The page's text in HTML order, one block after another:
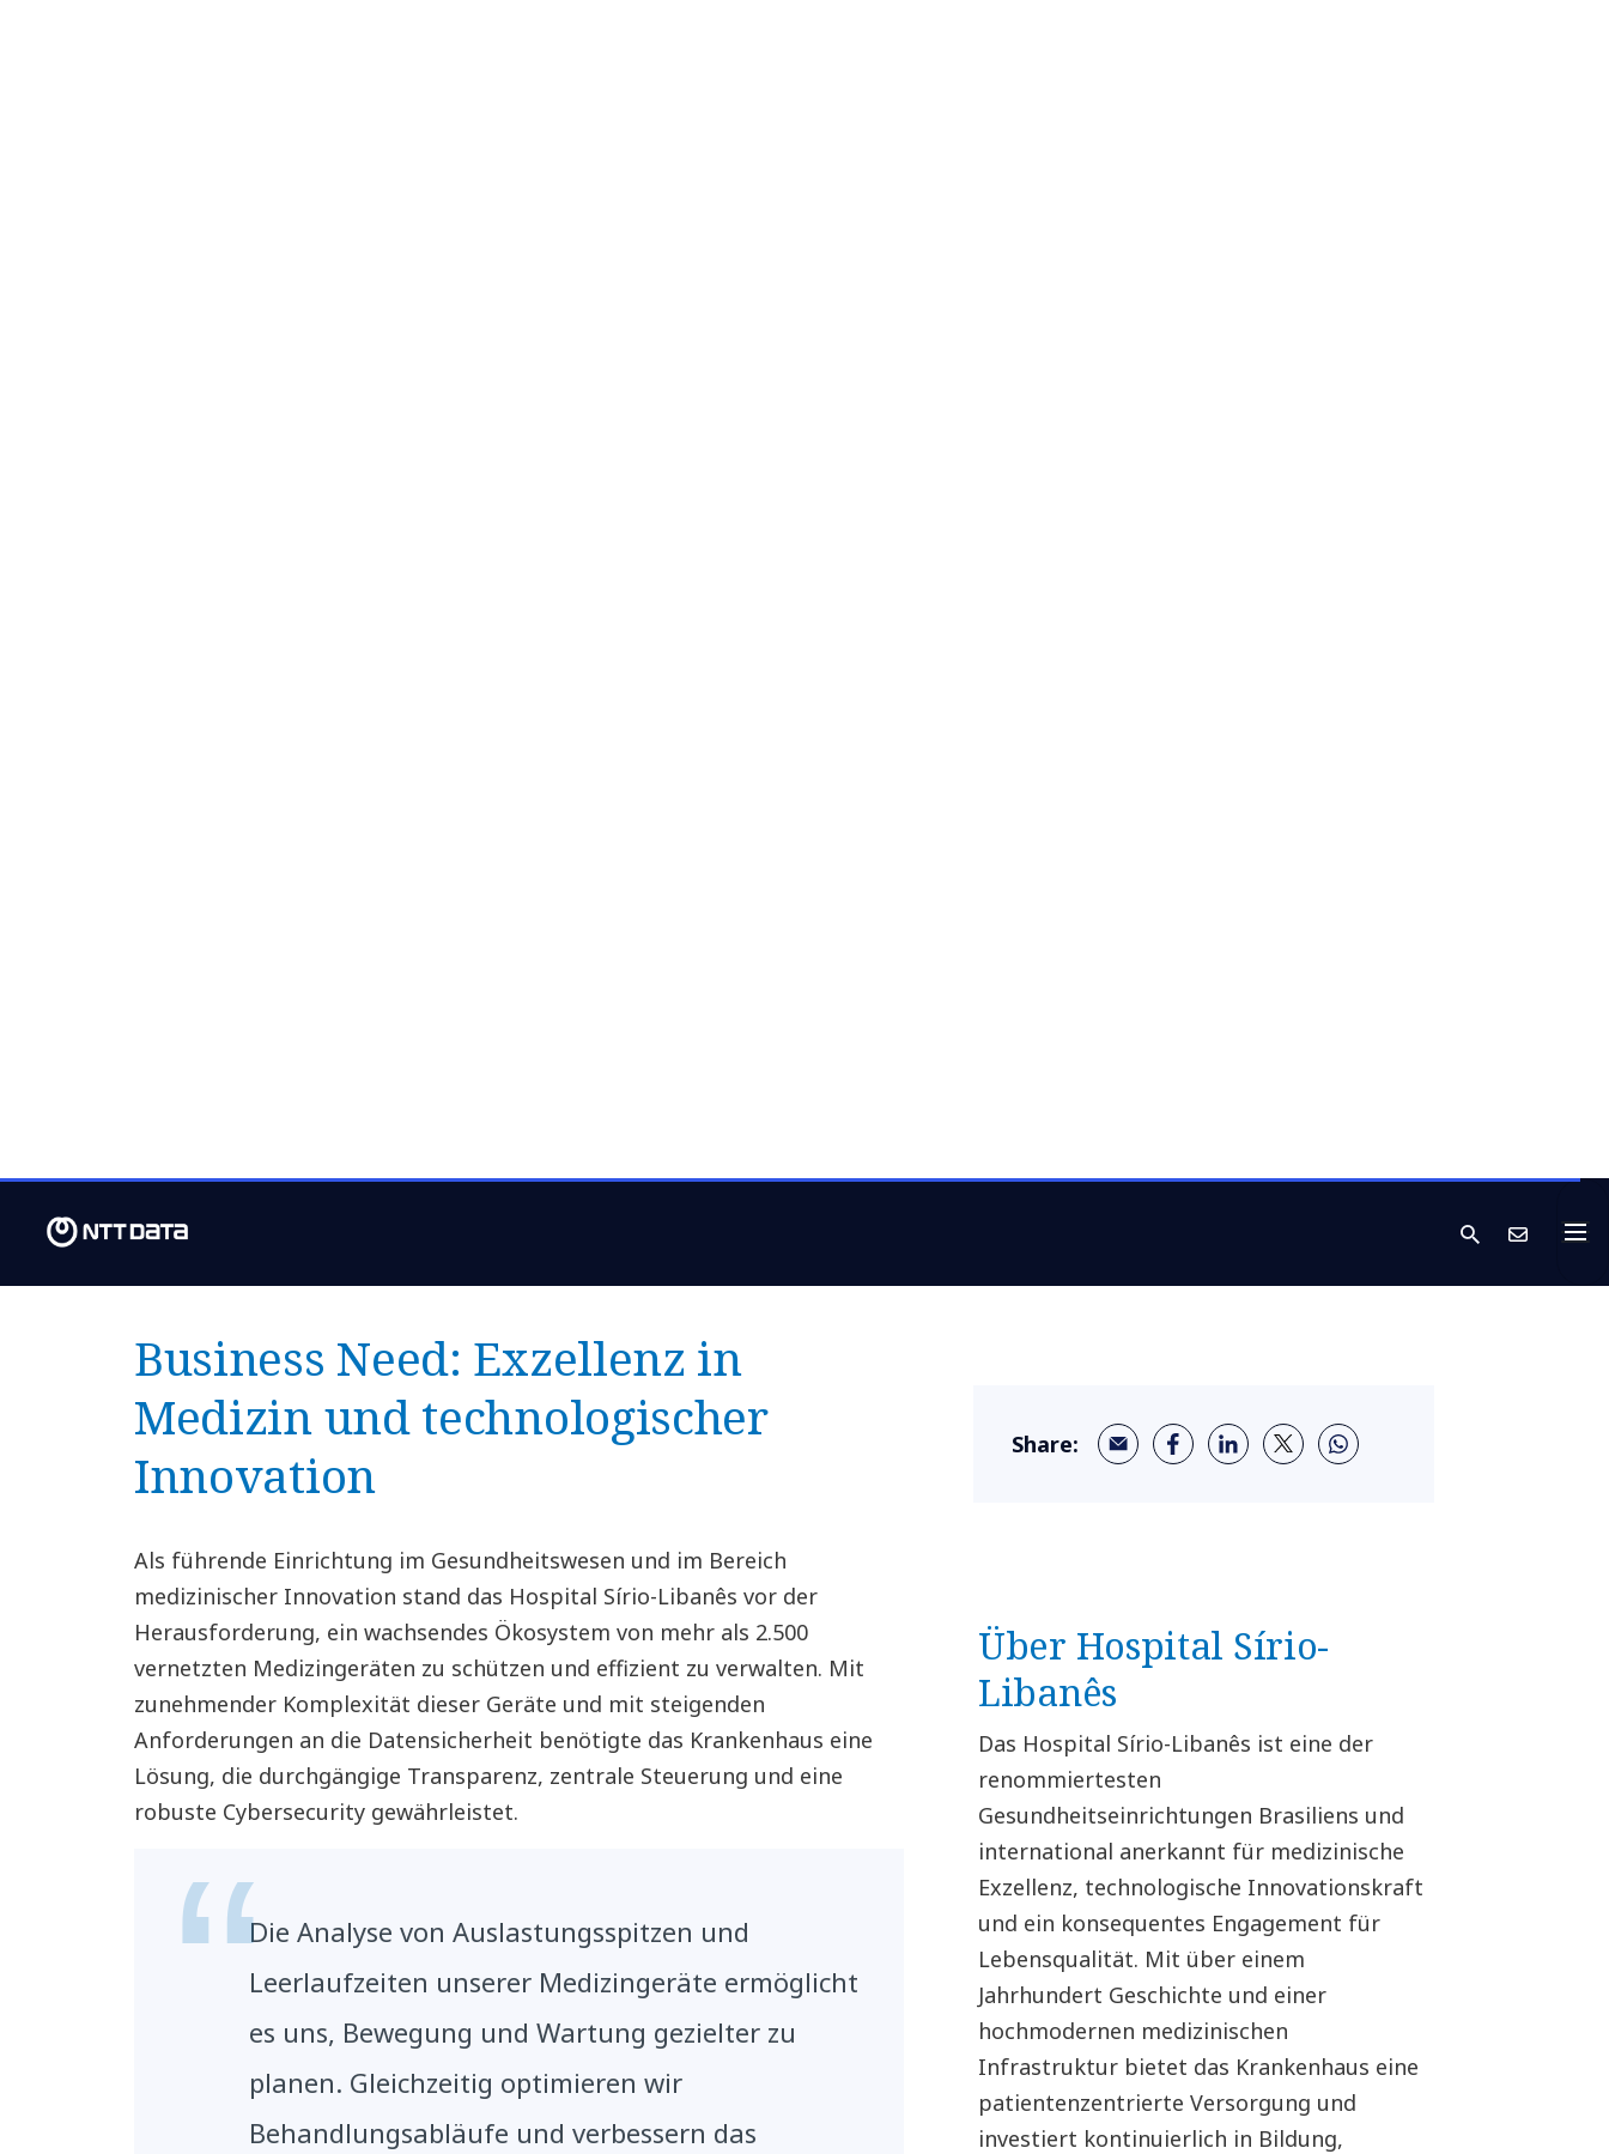
Business Need: Exzellenz in
Medizin und technologischer
Innovation
Als führende Einrichtung im Gesundheitswesen und im Bereich
medizinischer Innovation stand das Hospital Sírio-Libanês vor der
Herausforderung, ein wachsendes Ökosystem von mehr als 2.500
vernetzten Medizingeräten zu schützen und effizient zu verwalten. Mit
zunehmender Komplexität dieser Geräte und mit steigenden
Anforderungen an die Datensicherheit benötigte das Krankenhaus eine
Lösung, die durchgängige Transparenz, zentrale Steuerung und eine
robuste Cybersecurity gewährleistet.
Die Analyse von Auslastungsspitzen und
Leerlaufzeiten unserer Medizingeräte ermöglicht
es uns, Bewegung und Wartung gezielter zu
planen. Gleichzeitig optimieren wir
Behandlungsabläufe und verbessern das
Share:
Über Hospital Sírio-
Libanês
Das Hospital Sírio-Libanês ist eine der
renommiertesten
Gesundheitseinrichtungen Brasiliens und
international anerkannt für medizinische
Exzellenz, technologische Innovationskraft
und ein konsequentes Engagement für
Lebensqualität. Mit über einem
Jahrhundert Geschichte und einer
hochmodernen medizinischen
Infrastruktur bietet das Krankenhaus eine
patientenzentrierte Versorgung und
investiert kontinuierlich in Bildung,